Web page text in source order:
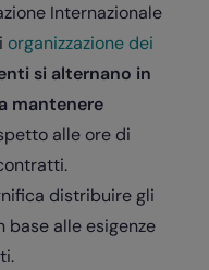
Internazionale
organizzazione dei
si alternano in
mantenere
alle ore di
distribuire gli
alle esigenze